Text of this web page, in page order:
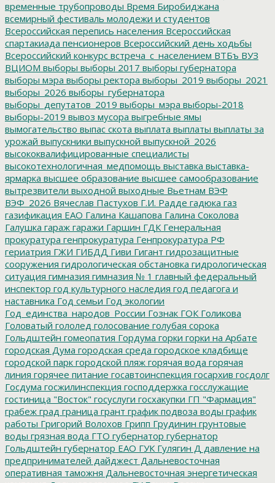
временные трубопроводы Время Биробиджана
всемирный фестиваль молодежи и студентов
Всероссийская перепись населения Всероссийская
спартакиада пенсионеров Всероссийский день ходьбы
Всероссийский конкурс встреча_с_населением ВТБъ ВУЗ
ВЦИОМ выборы выборы 2017 выборы губернатора
выборы мэра выборы ректора выборы_2019 выборы_2021
выборы_2026 выборы_губернатора
выборы_депутатов_2019 выборы_мэра выборы-2018
выборы-2019 вывоз мусора выгребные ямы
вымогательство выпас скота выплата выплаты выплаты за
урожай выпускники выпускной выпускной_2026
высококвалифицированные специалисты
высокотехнологичная_медпомощь выставка выставка-
ярмарка высшее образование высшее самообразование
вытрезвители выходной выходные Вьетнам ВЭФ
ВЭФ_2026 Вячеслав Пастухов Г.И. Радде гадюка газ
газификация ЕАО Галина Кашапова Галина Соколова
Галушка гараж гаражи Гаршин ГДК Генеральная
прокуратура генпрокуратура Генпрокуратура РФ
гериатрия ГЖИ ГИБДД Гиви Гигант гидрозащитные
сооружения гидрологическая обстановка гидрологическая
ситуация гимназия гимназия № 1 главный федеральный
инспектор год культурного наследия год педагога и
наставника Год семьи Год экологии
Год_единства_народов_России Гознак ГОК Голикова
Головатый гололед голосование голубая сорока
Гольдштейн гомеопатия Гордума горки горки на Арбате
городская Дума городская среда городское кладбище
городской парк городской пляж горячая вода горячая
линия горячее питание госавтоинспекция госархив госдолг
Госдума госжилинспекция господдержка госслужащие
гостиница "Восток" госуслуги госхакупки ГП "Фармация"
грабеж град граница грант график подвоза воды график
работы Григорий Волохов Грипп Грудинин грунтовые
воды грязная вода ГТО губернатор губернатор
Гольдштейн губернатор ЕАО ГУК Гулягин Д давление на
предпринимателей дайджест Дальневосточная
оперативная таможня Дальневосточная энергетическая